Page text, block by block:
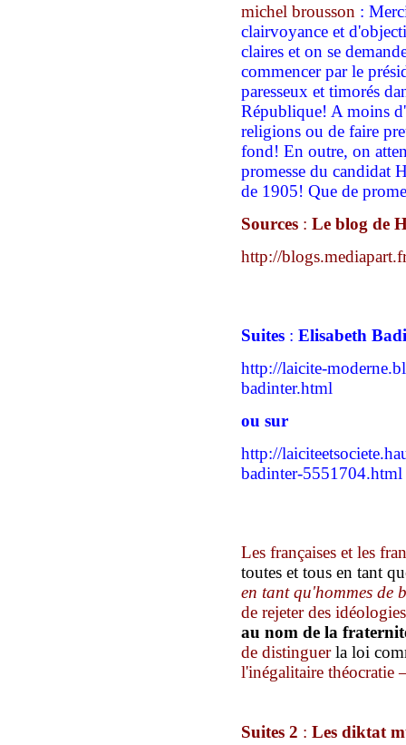
michel brousson :
clairvoyance et
claires et on se
commencer par le
paresseux et timorés
République! A moins
religions ou de faire
fond! En outre, on
promesse du candidat
de 1905! Que de
Sources : Le blog de
http://
Suites : Elisabeth
http://laicite-
badinter.html
ou sur
http://
badinter-5551704.html
Les françaises et les
toutes et tous en tant
en tant qu'hommes de
de rejeter des
au nom de la
de distinguerla loi
l'inégalitaire théocratie
Suites 2 : Les diktat